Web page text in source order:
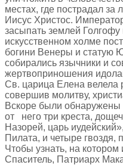
местах, где пострадал
Иисус Христос.
засыпать землей
искусственном холме
богини Венеры и статую
собирались язычники и
жертвоприношения
Св. царица Елена велела
совершив молитву,
Вскоре были
от него три креста,
Назорей, царь
Пилата, и четыре гвоздя,
Чтобы узнать, на котором
Спаситель, Патриарх